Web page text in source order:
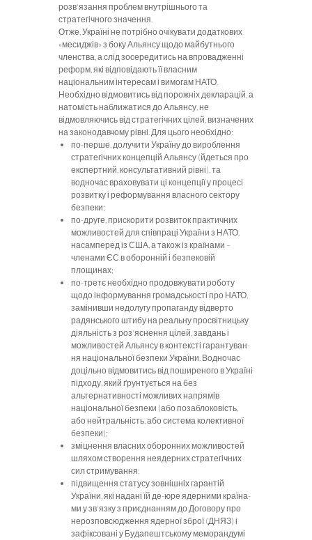
розв'язання проблем внутрішнього та
стратегічного значення.
Отже, Україні не потрібно очікувати додат­кових
«месиджів» з боку Альянсу щодо май­бутнього
членства, а слід зосередитись на впровадженні
реформ, які відповідають її власним
національним інтересам і вимогам НАТО.
Необхідно відмовитись від порожніх декла­рацій, а
натомість наближатися до Альянсу, не
відмовляючись від стратегічних цілей, визна­чених
на законодавчому рівні. Для цього необхідно:
по-перше, долучити Україну до вироблення
стратегічних концепцій Альянсу (йдеться про
експертний, консультативний рівні), та
водночас враховувати ці концепції у процесі
розвитку і реформування власного сектору
безпеки;
по-друге, прискорити розвиток практичних
можливостей для співпраці України з НАТО,
насамперед із США, а також із країнами –
членами ЄС в оборонній і безпековій
площинах;
по-третє необхідно продовжувати роботу
щодо інформування громадськості про НАТО,
замінивши недолугу пропаганду відверто
радянського штибу на реальну просвітницьку
діяльність з роз'яснення цілей, завдань і
можливостей Альянсу в контексті гарантуван­
ня національної безпеки України. Водночас
доцільно відмовитись від поширеного в Україні
підходу, який ґрунтується на без
альтернативності можливих напрямів
національної безпеки (або позаблоковість,
або нейтральність, або система колективної
безпеки);
зміцнення власних оборонних можливо­стей
шляхом створення неядерних стра­тегічних
сил стримування;
підвищення статусу зовнішніх гарантій
України, які надані їй де-юре ядерними країна­
ми у зв'язку з приєднанням до Договору про
нерозповсюдження ядерної зброї (ДНЯЗ) і
зафіксовані у Будапештському меморандумі